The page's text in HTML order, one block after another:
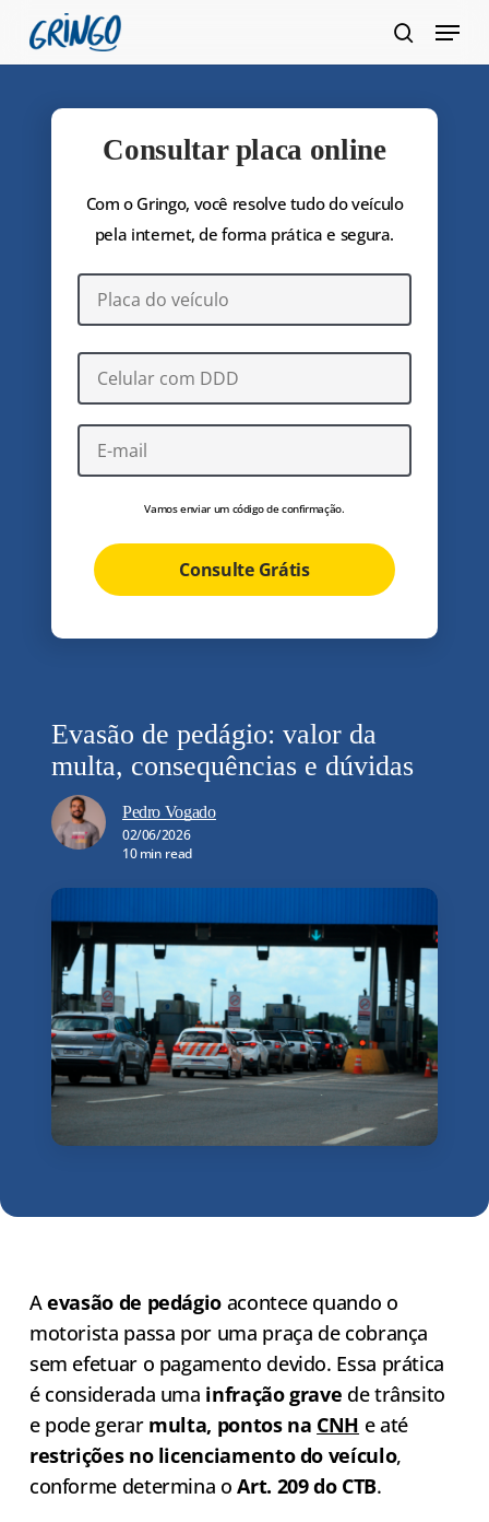
Pular
para
conteúdo
Menu
Consultar placa online
Com o Gringo, você resolve tudo do veículo
pela internet, de forma prática e segura.
Vamos enviar um código de confirmação.
Consulte Grátis
Evasão de pedágio: valor da
multa, consequências e dúvidas
Pedro Vogado
02/06/2026
10 min read
Aevasão de pedágio acontece quando o
motorista passa por uma praça de cobrança
sem efetuar o pagamento devido. Essa prática
é considerada uma infração grave de trânsito
e pode gerar multa, pontos na CNH e até
restrições no licenciamento do veículo,
conforme determina oArt. 209 do CTB.